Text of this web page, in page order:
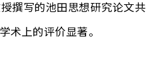
授撰写的池田思想研究论文共
术上的评价显著。